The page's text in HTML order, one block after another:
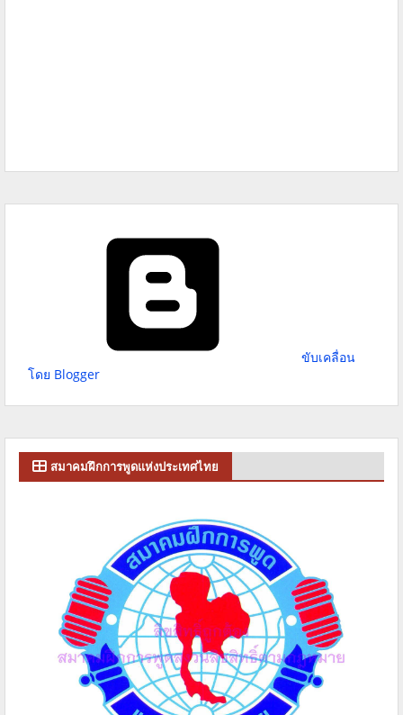
ขับเคลื่อน
โดย Blogger
สมาคมฝึกการพูดแห่งประเทศไทย